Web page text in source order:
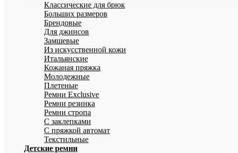
Классические для брюк
Больших размеров
Брендовые
Для джинсов
Замшевые
Из искусственной кожи
Итальянские
Кожаная пряжка
Молодежные
Плетеные
Ремни Exclusive
Ремни резинка
Ремни стропа
С заклепками
С пряжкой автомат
Текстильные
Детские ремни